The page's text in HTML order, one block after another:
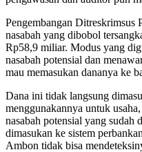
Pengembangan Ditreskrimsus
nasabah yang dibobol
Rp58,9 miliar. Modus yang
nasabah potensial dan
mau memasukan dananya ke
Dana ini tidak langsung
menggunakannya untuk
nasabah potensial yang
dimasukan ke sistem
Ambon tidak bisa